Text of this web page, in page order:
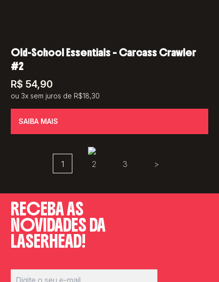
Old-School Essentials – Carcass Crawler
#2
R$ 54,90
ou 3x sem juros de R$18,30
SAIBA MAIS
1 2 3 >
RECEBA AS
NOVIDADES DA
LASERHEAD!